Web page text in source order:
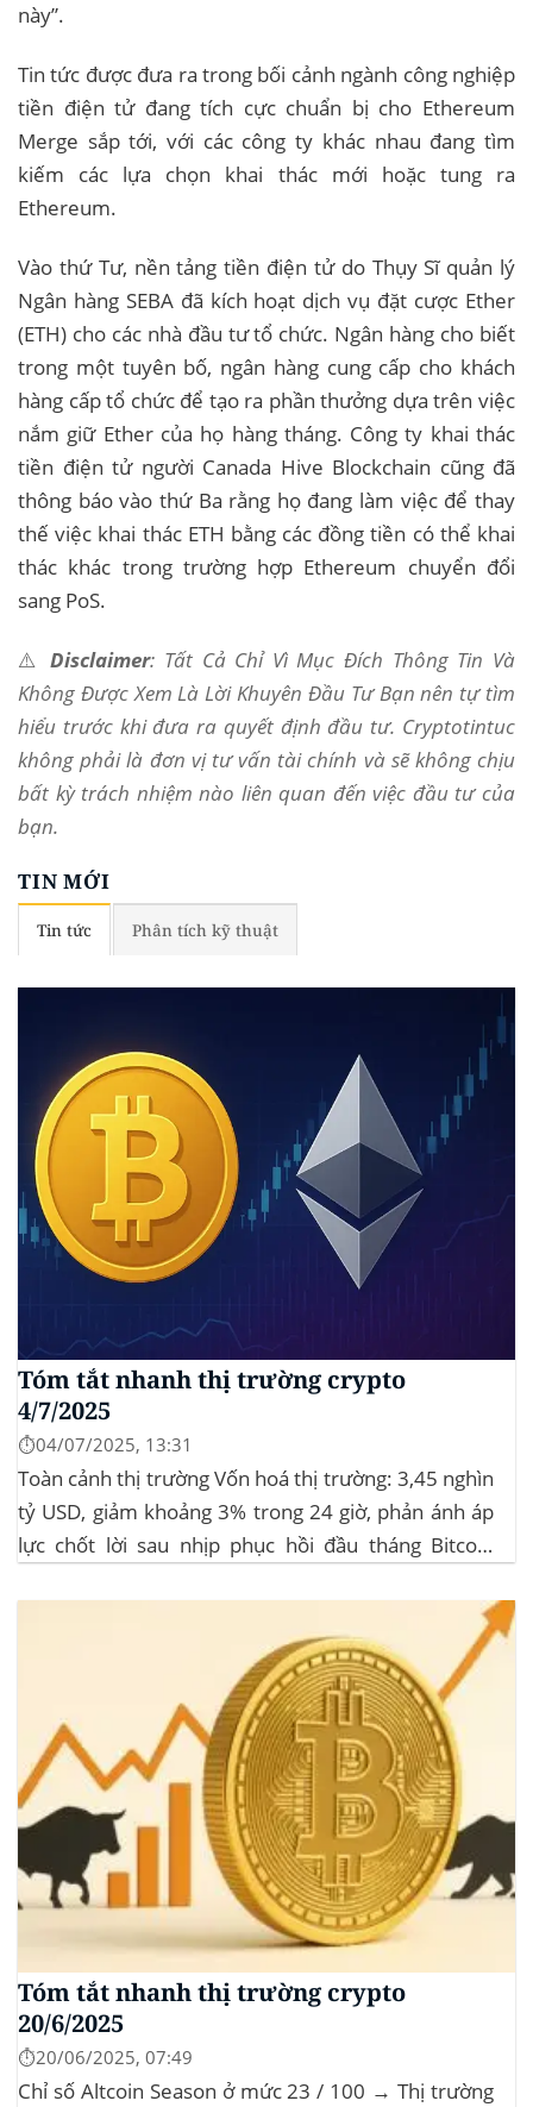
này”.
Tin tức được đưa ra trong bối cảnh ngành công nghiệp
tiền điện tử đang tích cực chuẩn bị cho Ethereum
Merge sắp tới, với các công ty khác nhau đang tìm
kiếm các lựa chọn khai thác mới hoặc tung ra
Ethereum.
Vào thứ Tư, nền tảng tiền điện tử do Thụy Sĩ quản lý
Ngân hàng SEBA đã kích hoạt dịch vụ đặt cược Ether
(ETH) cho các nhà đầu tư tổ chức. Ngân hàng cho biết
trong một tuyên bố, ngân hàng cung cấp cho khách
hàng cấp tổ chức để tạo ra phần thưởng dựa trên việc
nắm giữ Ether của họ hàng tháng. Công ty khai thác
tiền điện tử người Canada Hive Blockchain cũng đã
thông báo vào thứ Ba rằng họ đang làm việc để thay
thế việc khai thác ETH bằng các đồng tiền có thể khai
thác khác trong trường hợp Ethereum chuyển đổi
sang PoS.
⚠️Disclaimer: Tất Cả Chỉ Vì Mục Đích Thông Tin Và
Không Được Xem Là Lời Khuyên Đầu Tư Bạn nên tự tìm
hiểu trước khi đưa ra quyết định đầu tư. Cryptotintuc
không phải là đơn vị tư vấn tài chính và sẽ không chịu
bất kỳ trách nhiệm nào liên quan đến việc đầu tư của
bạn.
TIN MỚI
Tin tức Phân tích kỹ thuật
Tóm tắt nhanh thị trường crypto
4/7/2025
⏱️04/07/2025, 13:31
Toàn cảnh thị trường Vốn hoá thị trường: 3,45 nghìn
tỷ USD, giảm khoảng 3% trong 24 giờ, phản ánh áp
lực chốt lời sau nhịp phục hồi đầu tháng‍ Bitcoin
Tóm tắt nhanh thị trường crypto
20/6/2025
⏱️20/06/2025, 07:49
Chỉ số Altcoin Season ở mức 23 / 100 → Thị trường